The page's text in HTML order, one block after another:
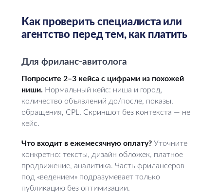
Как проверить специалиста или
агентство перед тем, как платить
Для фриланс-авитолога
Попросите 2–3 кейса с цифрами из похожей
ниши. Нормальный кейс: ниша и город,
количество объявлений до/после, показы,
обращения, CPL. Скриншот без контекста — не
кейс.
Что входит в ежемесячную оплату? Уточните
конкретно: тексты, дизайн обложек, платное
продвижение, аналитика. Часть фрилансеров
под «ведением» подразумевает только
публикацию без оптимизации.